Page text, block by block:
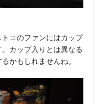
コのファンにはカップ
カップ入りとは異なる
かもしれませんね。